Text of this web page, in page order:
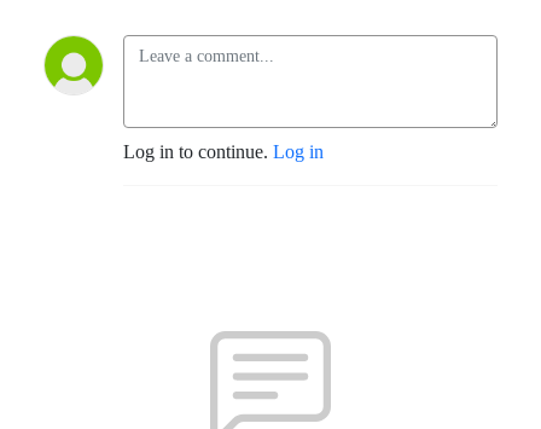
Log in to continue. Log in